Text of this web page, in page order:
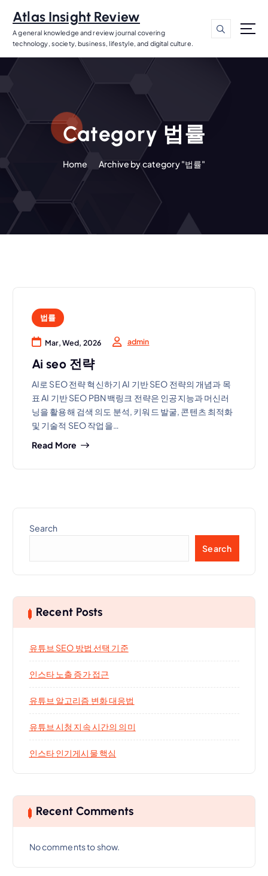
t
o
t
Atlas Insight Review
A general knowledge and review journal covering
technology, society, business, lifestyle, and digital culture.
Category 법률
Home Archive by category "법률"
법률
Mar, Wed, 2026 admin
Ai seo 전략
AI로 SEO 전략 혁신하기 AI 기반 SEO 전략의 개념과 목
표 AI 기반 SEO PBN 백링크 전략은 인공지능과 머신러
닝을 활용해 검색 의도 분석, 키워드 발굴, 콘텐츠 최적화
및 기술적 SEO 작업을…
Read More
Search
Search
Recent Posts
유튜브 SEO 방법 선택 기준
인스타 노출 증가 접근
유튜브 알고리즘 변화 대응법
유튜브 시청 지속 시간의 의미
인스타 인기게시물 핵심
Recent Comments
No comments to show.